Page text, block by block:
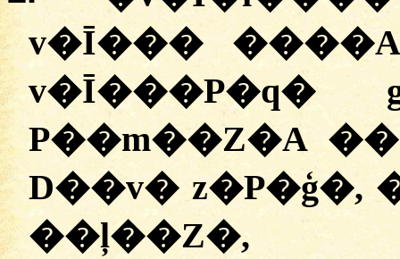
v�Ī��� ����A
v�Ī���P�q�
P��m��Z�A
D��v�
��ļ��Z�,